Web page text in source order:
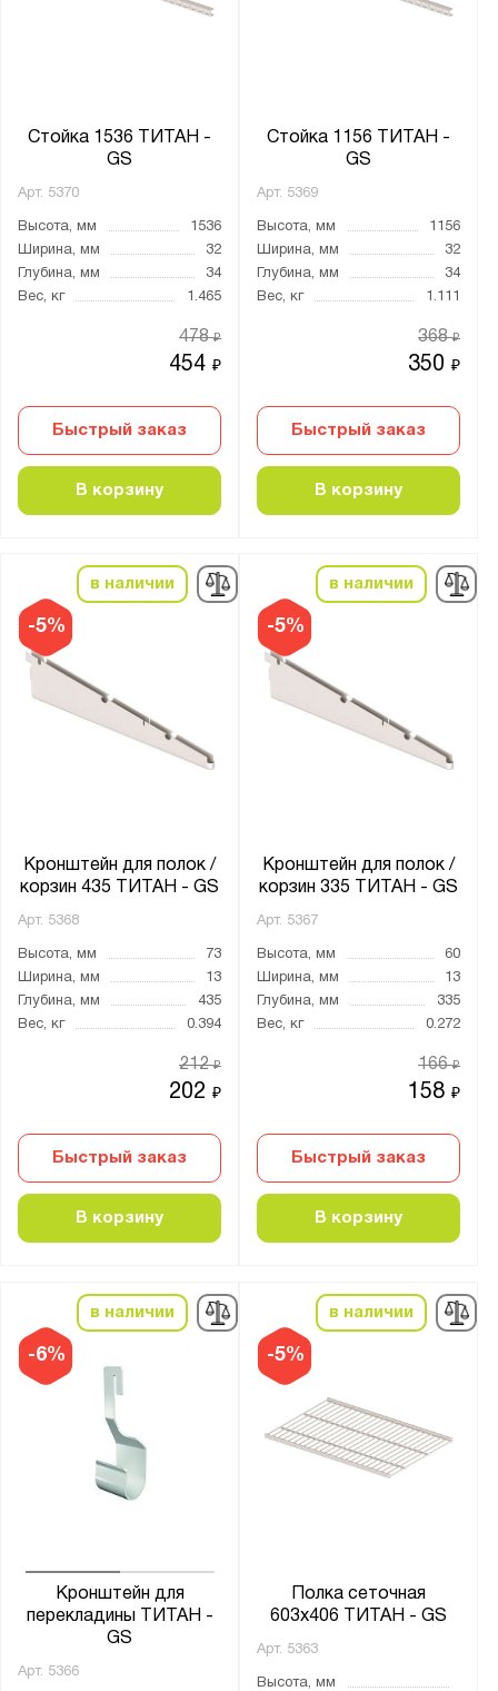
Стойка 1536 ТИТАН -
GS
Арт. 5370
Высота, мм
1536
Ширина, мм
32
Глубина, мм
34
Вес, кг
1.465
454₽
478₽
Быстрый заказ
В корзину
Стойка 1156 ТИТАН -
GS
Арт. 5369
Высота, мм
1156
Ширина, мм
32
Глубина, мм
34
Вес, кг
1.111
350₽
368₽
Быстрый заказ
В корзину
-5%
в наличии
Кронштейн для полок /
корзин 435 ТИТАН - GS
Арт. 5368
Высота, мм
73
Ширина, мм
13
Глубина, мм
435
Вес, кг
0.394
202₽
212₽
Быстрый заказ
В корзину
-5%
в наличии
Кронштейн для полок /
корзин 335 ТИТАН - GS
Арт. 5367
Высота, мм
60
Ширина, мм
13
Глубина, мм
335
Вес, кг
0.272
158₽
166₽
Быстрый заказ
В корзину
-6%
в наличии
Кронштейн для
перекладины ТИТАН -
GS
Арт. 5366
-5%
в наличии
Полка сеточная
603х406 ТИТАН - GS
Арт. 5363
Высота, мм